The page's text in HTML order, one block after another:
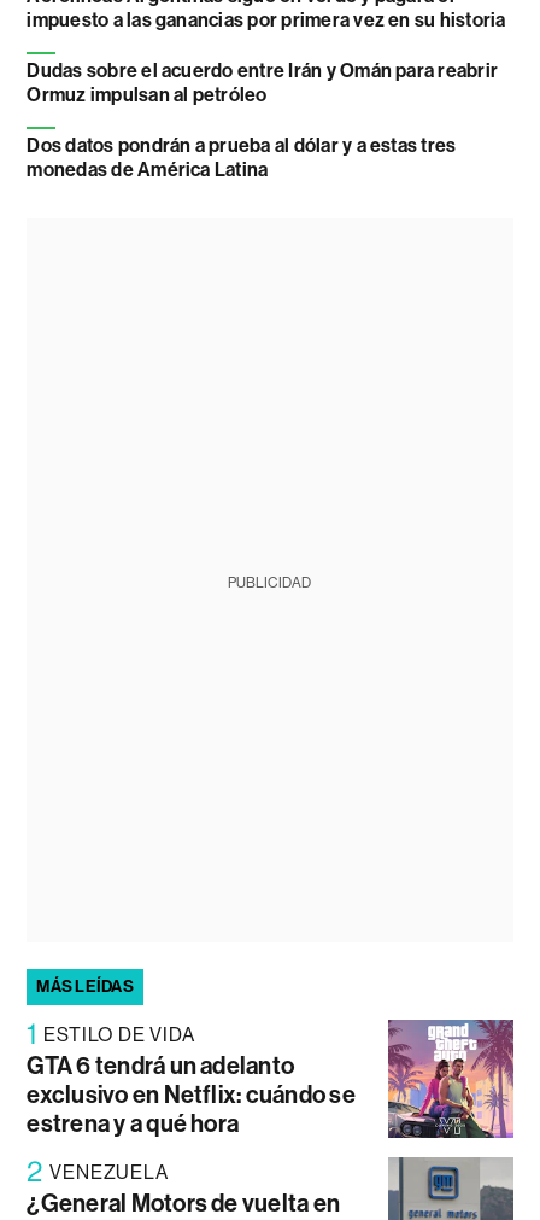
impuesto a las ganancias por primera vez en su historia
Dudas sobre el acuerdo entre Irán y Omán para reabrir
Ormuz impulsan al petróleo
Dos datos pondrán a prueba al dólar y a estas tres
monedas de América Latina
PUBLICIDAD
MÁS LEÍDAS
1 ESTILO DE VIDA
GTA 6 tendrá un adelanto
exclusivo en Netflix: cuándo se
estrena y a qué hora
2 VENEZUELA
¿General Motors de vuelta en